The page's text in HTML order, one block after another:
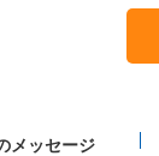
メッセージ